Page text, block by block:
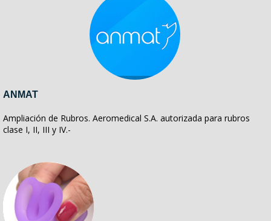
ANMAT
Ampliación de Rubros. Aeromedical S.A. autorizada para rubros
clase I, II, III y IV.-